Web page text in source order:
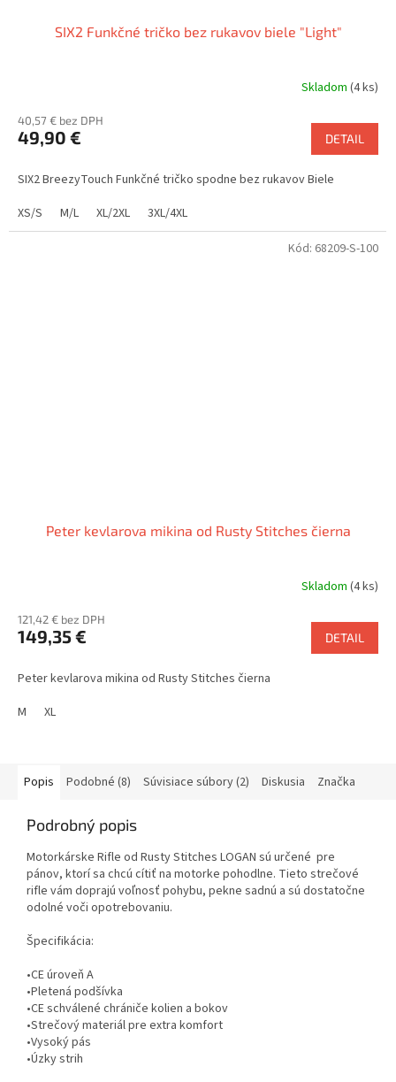
SIX2 Funkčné tričko bez rukavov biele "Light"
Skladom (4 ks)
40,57 € bez DPH
49,90 € DETAIL
SIX2 BreezyTouch Funkčné tričko spodne bez rukavov Biele
XS/S
M/L XL/2XL 3XL/4XL
Peter kevlarova mikina od Rusty Stitches čierna
Skladom (4 ks)
121,42 € bez DPH
149,35 € DETAIL
Peter kevlarova mikina od Rusty Stitches čierna
M
XL
Kód: 68209-S-100
Popis Podobné (8) Súvisiace súbory (2) Diskusia Značka
Podrobný popis
Motorkárske Rifle od Rusty Stitches LOGAN sú určené pre
pánov, ktorí sa chcú cítiť na motorke pohodlne. Tieto strečové
rifle vám doprajú voľnosť pohybu, pekne sadnú a sú dostatočne
odolné voči opotrebovaniu.
Špecifikácia:
•CE úroveň A
•Pletená podšívka
•CE schválené chrániče kolien a bokov
•Strečový materiál pre extra komfort
•Vysoký pás
•Úzky strih